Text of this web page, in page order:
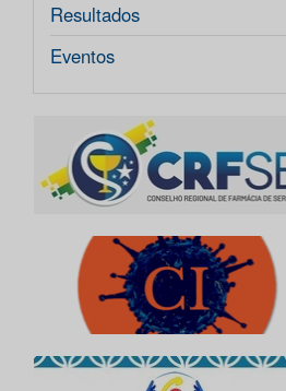
Resultados
Eventos